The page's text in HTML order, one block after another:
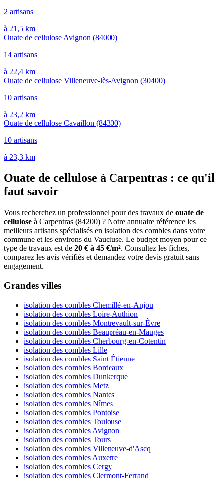
2 artisans
à 21,5 km
Ouate de cellulose Avignon (84000)
14 artisans
à 22,4 km
Ouate de cellulose Villeneuve-lès-Avignon (30400)
10 artisans
à 23,2 km
Ouate de cellulose Cavaillon (84300)
10 artisans
à 23,3 km
Ouate de cellulose à Carpentras : ce qu'il
faut savoir
Vous recherchez un professionnel pour des travaux de ouate de
cellulose à Carpentras (84200) ? Notre annuaire référence les
meilleurs artisans spécialisés en isolation des combles dans votre
commune et les environs du Vaucluse. Le budget moyen pour ce
type de travaux est de 20 € à 45 €/m². Consultez les fiches,
comparez les avis vérifiés et demandez votre devis gratuit sans
engagement.
Grandes villes
isolation des combles Chemillé-en-Anjou
isolation des combles Loire-Authion
isolation des combles Montrevault-sur-Èvre
isolation des combles Beaupréau-en-Mauges
isolation des combles Cherbourg-en-Cotentin
isolation des combles Lille
isolation des combles Saint-Étienne
isolation des combles Bordeaux
isolation des combles Dunkerque
isolation des combles Metz
isolation des combles Nantes
isolation des combles Nîmes
isolation des combles Pontoise
isolation des combles Toulouse
isolation des combles Avignon
isolation des combles Tours
isolation des combles Villeneuve-d'Ascq
isolation des combles Auxerre
isolation des combles Cergy
isolation des combles Clermont-Ferrand